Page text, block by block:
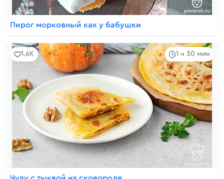
Пирог морковный как у бабушки
1 ч 30 мин
1.6K